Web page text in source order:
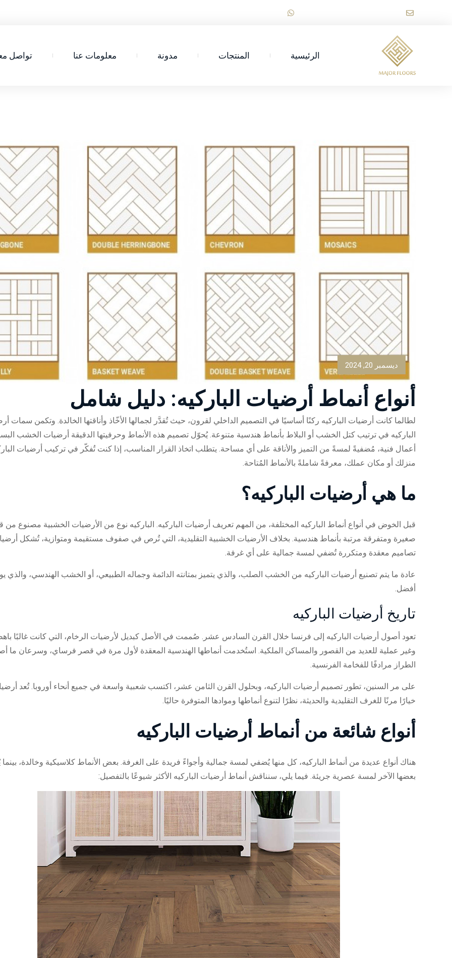
الرئيسية المنتجات مدونة معلومات عنا تواصل
ديسمبر 20, 2024
أنواع أنماط أرضيات الباركيه: دليل شامل
لطالما كانت أرضيات الباركيه ركنًا أساسيًا في التصميم الداخلي لقرون، حيث تُقدَّر لجمالها الأخّاذ وأناقتها الخالدة. وتكمن سمات
الباركيه في ترتيب كتل الخشب أو البلاط بأنماط هندسية متنوعة. يُحوّل تصميم هذه الأنماط وحرفيتها الدقيقة أرضيات الخشب
أعمال فنية، مُضفيةً لمسةً من التميز والأناقة على أي مساحة. يتطلب اتخاذ القرار المناسب، إذا كنت تُفكّر في تركيب أرضيات
منزلك أو مكان عملك، معرفةً شاملةً بالأنماط المُتاحة.
ما هي أرضيات الباركيه؟
قبل الخوض في أنواع أنماط الباركيه المختلفة، من المهم تعريف أرضيات الباركيه. الباركيه نوع من الأرضيات الخشبية مصنوع
صغيرة ومتفرقة مرتبة بأنماط هندسية. بخلاف الأرضيات الخشبية التقليدية، التي تُرص في صفوف مستقيمة ومتوازية، تُشكل
تصاميم معقدة ومتكررة تُضفي لمسة جمالية على أي غرفة.
عادة ما يتم تصنيع أرضيات الباركيه من الخشب الصلب، والذي يتميز بمتانته الدائمة وجماله الطبيعي، أو الخشب الهندسي، والذي
أفضل.
تاريخ أرضيات الباركيه
تعود أصول أرضيات الباركيه إلى فرنسا خلال القرن السادس عشر. صُممت في الأصل كبديل لأرضيات الرخام، التي كانت غالبًا
وغير عملية للعديد من القصور والمساكن الملكية. استُخدمت أنماطها الهندسية المعقدة لأول مرة في قصر فرساي، وسرعان ما
الطراز مرادفًا للفخامة الفرنسية.
على مر السنين، تطور تصميم أرضيات الباركيه، وبحلول القرن الثامن عشر، اكتسب شعبية واسعة في جميع أنحاء أوروبا. تُعد
خيارًا مرنًا للغرف التقليدية والحديثة، نظرًا لتنوع أنماطها وموادها المتوفرة حاليًا.
أنواع شائعة من أنماط أرضيات الباركيه
هناك أنواع عديدة من أنماط الباركيه، كل منها يُضفي لمسة جمالية وأجواءً فريدة على الغرفة. بعض الأنماط كلاسيكية وخالدة،
بعضها الآخر لمسة عصرية جريئة. فيما يلي، سنناقش أنماط أرضيات الباركيه الأكثر شيوعًا بالتفصيل: